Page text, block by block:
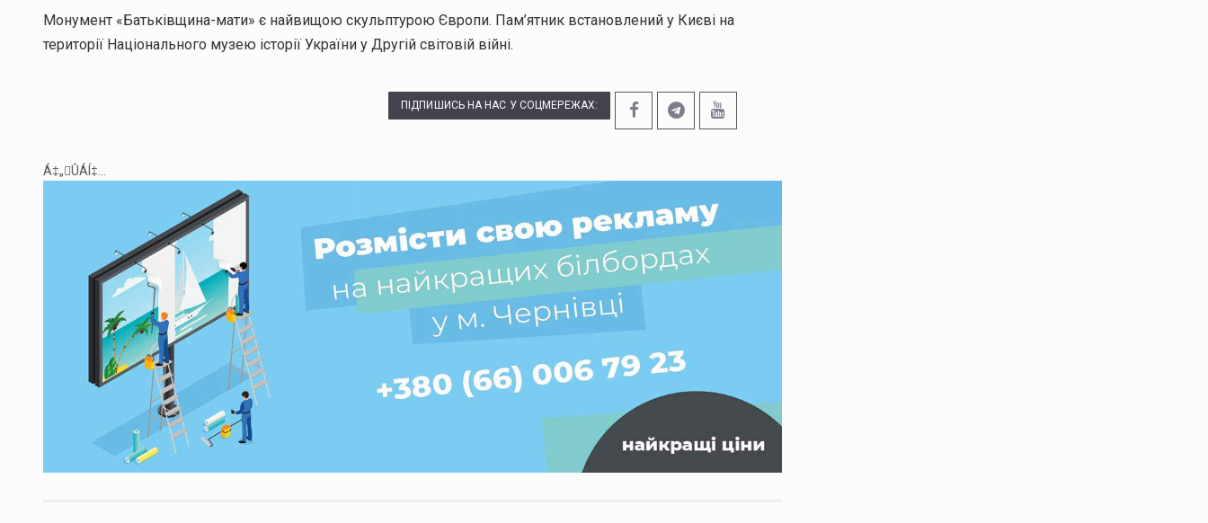
Монумент «Батьківщина-мати» є найвищою скульптурою Європи. Пам’ятник встановлений у Києві на
території Національного музею історії України у Другій світовій війні.
ПІДПИШИСЬ НА НАС У СОЦМЕРЕЖАХ:
Á‡„ÛÁÍ‡...